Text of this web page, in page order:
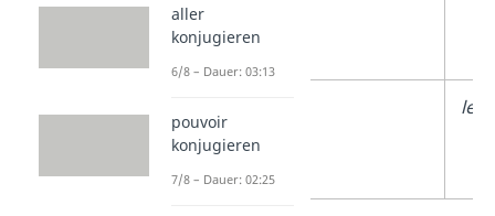
Person
Plural
Person
Plural
les
aller
konjugieren
6/8 – Dauer: 03:13
pouvoir
konjugieren
7/8 – Dauer: 02:25